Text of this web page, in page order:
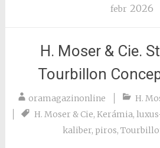
febr 2026
H. Moser & Cie.
Tourbillon
oramagazinonline H.
H. Moser & Cie, Kerámia,
kaliber, piros,